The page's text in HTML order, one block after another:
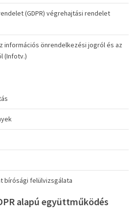
(GDPR) végrehajtási rendelet
információs önrendelkezési jogról és az
(Infotv.)
bírósági felülvizsgálata
alapú együttműködés